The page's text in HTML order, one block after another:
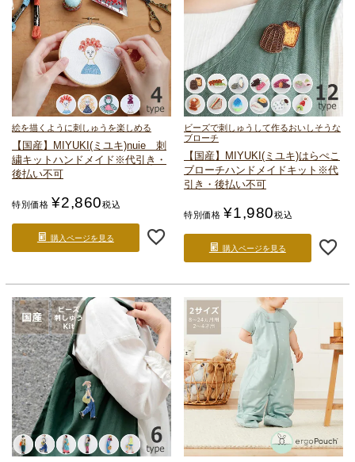
絵を描くように刺しゅうを楽しめる
【国産】MIYUKI(ミユキ)nuie 刺
繍キット ハンドメイド ※代引き・
後払い不可
特別価格 ¥2,860税込
購入ページを見る
ビーズで刺しゅうして作るおいしそうな
ブローチ
【国産】MIYUKI(ミユキ)はらぺこ
ブローチハンドメイドキット ※代
引き・後払い不可
特別価格 ¥1,980税込
購入ページを見る